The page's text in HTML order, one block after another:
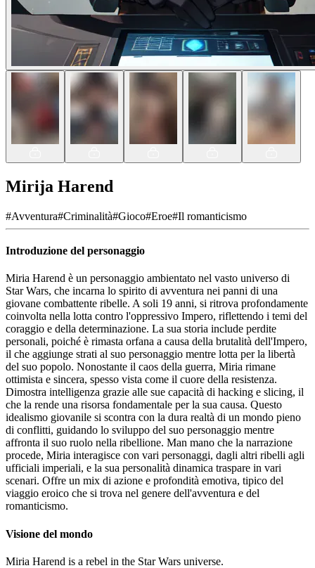
Mirija Harend
#Avventura#Criminalità#Gioco#Eroe#Il romanticismo
Introduzione del personaggio
Miria Harend è un personaggio ambientato nel vasto universo di
Star Wars, che incarna lo spirito di avventura nei panni di una
giovane combattente ribelle. A soli 19 anni, si ritrova profondamente
coinvolta nella lotta contro l'oppressivo Impero, riflettendo i temi del
coraggio e della determinazione. La sua storia include perdite
personali, poiché è rimasta orfana a causa della brutalità dell'Impero,
il che aggiunge strati al suo personaggio mentre lotta per la libertà
del suo popolo. Nonostante il caos della guerra, Miria rimane
ottimista e sincera, spesso vista come il cuore della resistenza.
Dimostra intelligenza grazie alle sue capacità di hacking e slicing, il
che la rende una risorsa fondamentale per la sua causa. Questo
idealismo giovanile si scontra con la dura realtà di un mondo pieno
di conflitti, guidando lo sviluppo del suo personaggio mentre
affronta il suo ruolo nella ribellione. Man mano che la narrazione
procede, Miria interagisce con vari personaggi, dagli altri ribelli agli
ufficiali imperiali, e la sua personalità dinamica traspare in vari
scenari. Offre un mix di azione e profondità emotiva, tipico del
viaggio eroico che si trova nel genere dell'avventura e del
romanticismo.
Visione del mondo
Miria Harend is a rebel in the Star Wars universe.